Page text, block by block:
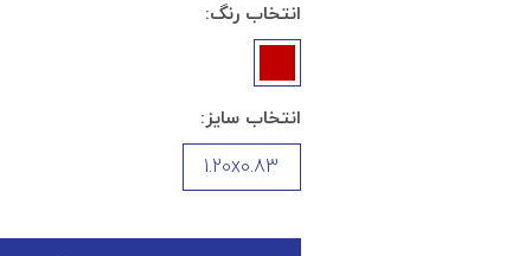
انتخاب رنگ:
انتخاب سایز:
1.20x0.83